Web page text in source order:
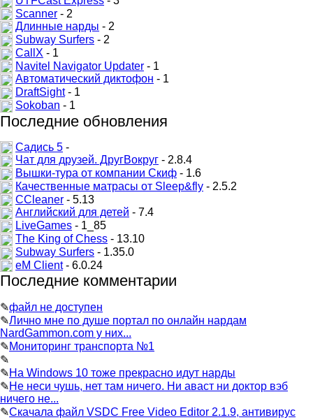
Scanner - 2
Длинные нарды - 2
Subway Surfers - 2
CallX - 1
Navitel Navigator Updater - 1
Автоматический диктофон - 1
DraftSight- 1
Sokoban - 1
Последние обновления
Садись 5 -
Чат для друзей. ДругВокруг - 2.8.4
Вышки-тура от компании Скиф - 1.6
Качественные матрасы от Sleep&fly - 2.5.2
CCleaner - 5.13
Английский для детей - 7.4
LiveGames - 1_85
The King of Chess - 13.10
Subway Surfers - 1.35.0
eM Client- 6.0.24
Последние комментарии
✎файл не доступен
✎Лично мне по душе портал по онлайн нардам
NardGammon.com у них...
✎Мониторинг транспорта №1
✎
✎На Windows 10 тоже прекрасно идут нарды
✎Не неси чушь, нет там ничего. Ни аваст ни доктор вэб
ничего не...
✎Скачала файл VSDC Free Video Editor 2.1.9, антивирус